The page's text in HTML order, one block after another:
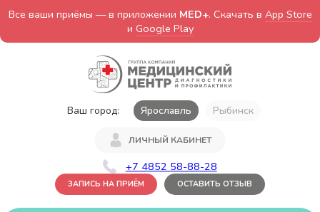
Все ваши приёмы — в приложении MED+. Скачать в App Store
и Google Play
Ваш город: Ярославль Рыбинск
ЛИЧНЫЙ КАБИНЕТ
+7 4852 58-88-28
ЗАПИСЬ НА ПРИЁМ ОСТАВИТЬ ОТЗЫВ